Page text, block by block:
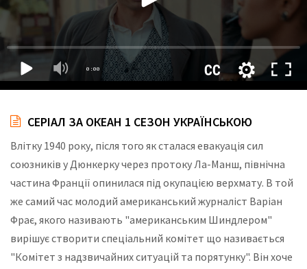
СЕРІАЛ ЗА ОКЕАН 1 СЕЗОН УКРАЇНСЬКОЮ
Влітку 1940 року, після того як сталася евакуація сил
союзників у Дюнкерку через протоку Ла-Манш, північна
частина Франції опинилася під окупацією верхмату. В той
же самий час молодий американський журналіст Варіан
Фрає, якого називають "американським Шиндлером"
вирішує створити спеціальний комітет що називається
"Комітет з надзвичайних ситуацій та порятунку". Він хоче